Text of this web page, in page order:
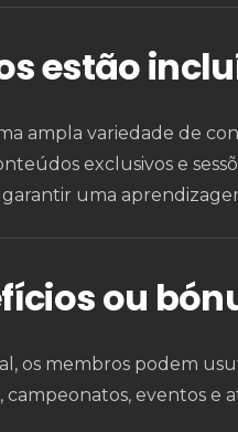
estão
ampla variedade de
exclusivos e
uma
ou
os membros podem
campeonatos, eventos e